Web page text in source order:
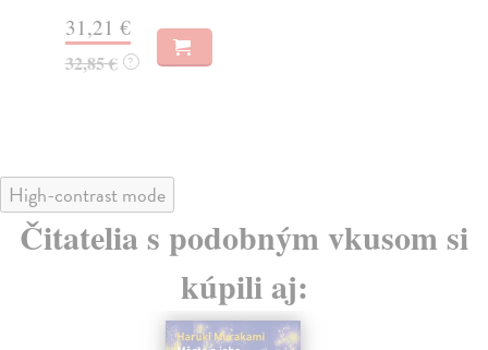
31,21 €
32,85 € ?
High-contrast mode
Čitatelia s podobným vkusom si
kúpili aj: